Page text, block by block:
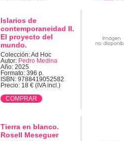
Islarios de
contemporaneidad II.
El proyecto del
mundo.
Colección: Ad Hoc
Autor: Pedro Medina
Año: 2025
Formato: 396 p.
ISBN: 9788419052582
Precio: 18 € (IVA incl.)
Tierra en blanco.
Rosell Meseguer